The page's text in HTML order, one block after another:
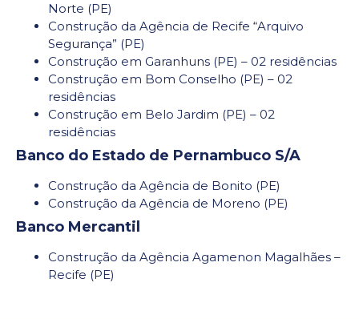
Norte (PE)
Construção da Agência de Recife “Arquivo
Segurança” (PE)
Construção em Garanhuns (PE) – 02 residências
Construção em Bom Conselho (PE) – 02
residências
Construção em Belo Jardim (PE) – 02
residências
Banco do Estado de Pernambuco S/A
Construção da Agência de Bonito (PE)
Construção da Agência de Moreno (PE)
Banco Mercantil
Construção da Agência Agamenon Magalhães –
Recife (PE)